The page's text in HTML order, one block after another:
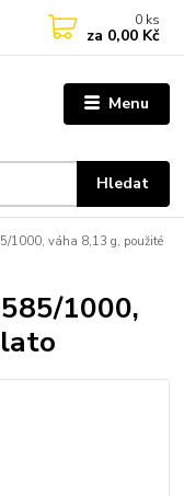
Menu
Hledat
0 ks
za 0,00 Kč
1000, váha 8,13 g, použité
1000,